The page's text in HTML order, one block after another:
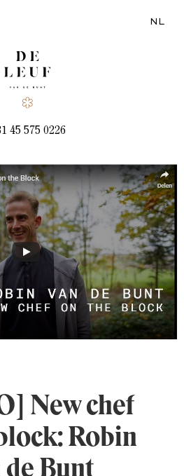
NL
45 575 0226
New chef
Robin
de Bunt